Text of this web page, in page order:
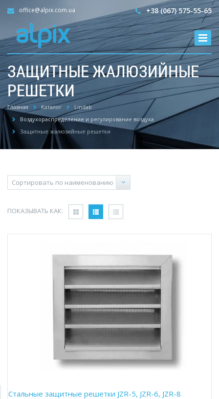
+38 (067) 575-55-65
office@alpix.com.ua
ЗАЩИТНЫЕ ЖАЛЮЗИЙНЫЕ
РЕШЕТКИ
Главная Каталог
Lindab
Воздухораспределение и регулирование воздуха
Защитные жалюзийные решетки
ПОКАЗЫВАТЬ КАК:
Стальные защитные решетки JZR-5, JZR-6, JZR-8